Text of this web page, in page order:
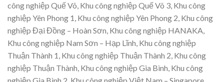
công nghiệp Quế Võ, Khu công nghiệp Quế Võ 3, Khu công
nghiệp Yên Phong 1, Khu công nghiệp Yên Phong 2, Khu công
nghiệp Đại Đồng – Hoàn Sơn, Khu công nghiệp HANAKA,
Khu công nghiệp Nam Sơn – Hạp Lĩnh, Khu công nghiệp
Thuận Thành 1, Khu công nghiệp Thuận Thành 2, Khu công
nghiệp Thuận Thành, Khu công nghiệp Gia Bình, Khu công